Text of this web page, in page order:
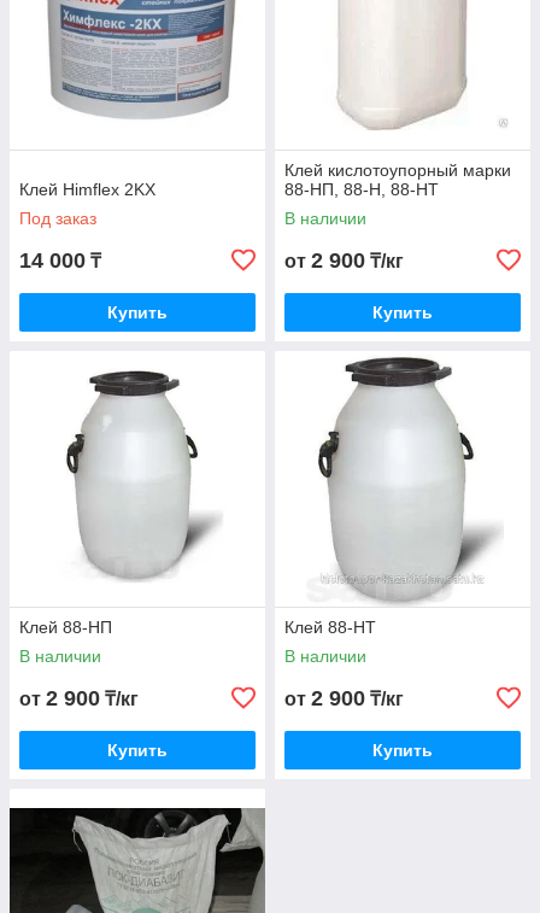
Клей Himflex 2KX
Под заказ
14 000 ₸
Купить
Клей кислотоупорный марки
88-НП, 88-Н, 88-НТ
В наличии
от 2 900 ₸/кг
Купить
Клей 88-НП
В наличии
от 2 900 ₸/кг
Купить
Клей 88-НТ
В наличии
от 2 900 ₸/кг
Купить